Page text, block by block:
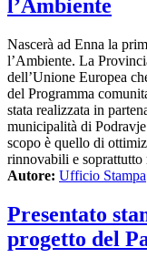
l’Ambiente
Nascerà ad Enna la
l’Ambiente. La
dell’Unione Europea
del Programma
stata realizzata in
municipalità di
scopo è quello di
rinnovabili e soprattutto
Autore: Ufficio Stampa
Presentato
progetto del